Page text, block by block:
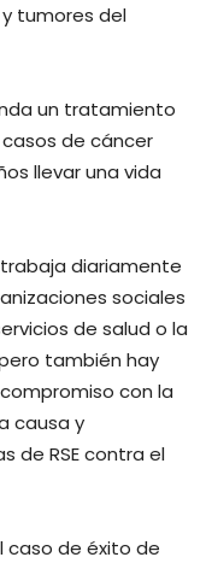
tumores del
un tratamiento
de cáncer
llevar una vida
diariamente
sociales
de salud o la
también hay
con la
causa y
de RSE contra el
caso de éxito de